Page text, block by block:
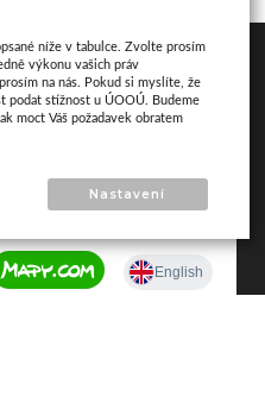
níže v tabulce. Zvolte prosím
výkonu vašich práv
na nás. Pokud si myslíte, že
podat stížnost u ÚOOÚ. Budeme
moct Váš požadavek obratem
Nastavení